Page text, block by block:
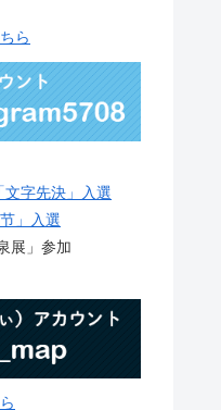
ら
字先決」入選
」入選
展」参加